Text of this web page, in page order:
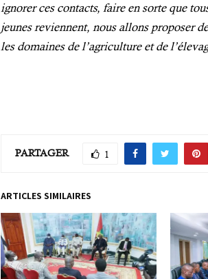
ignorer ces contacts, faire en sorte que
jeunes reviennent, nous allons proposer
les domaines de l’agriculture et de
PARTAGER 1
ARTICLES SIMILAIRES